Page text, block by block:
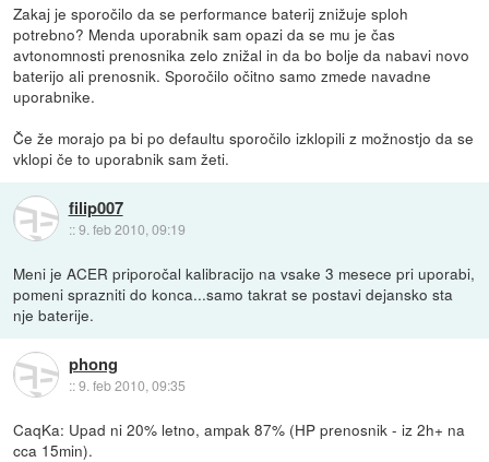
Zakaj je sporočilo da se performance baterij znižuje sploh
potrebno? Menda uporabnik sam opazi da se mu je čas
avtonomnosti prenosnika zelo znižal in da bo bolje da nabavi novo
baterijo ali prenosnik. Sporočilo očitno samo zmede navadne
uporabnike.
Če že morajo pa bi po defaultu sporočilo izklopili z možnostjo da se
vklopi če to uporabnik sam žeti.
filip007
::9. feb 2010, 09:19
Meni je ACER priporočal kalibracijo na vsake 3 mesece pri uporabi,
pomeni sprazniti do konca...samo takrat se postavi dejansko sta
nje baterije.
phong
::9. feb 2010, 09:35
CaqKa: Upad ni 20% letno, ampak 87% (HP prenosnik - iz 2h+ na
cca 15min).